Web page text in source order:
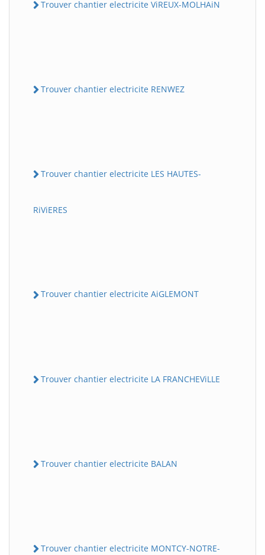
Trouver chantier electricite ViREUX-MOLHAiN
Trouver chantier electricite RENWEZ
Trouver chantier electricite LES HAUTES-
RiViERES
Trouver chantier electricite AiGLEMONT
Trouver chantier electricite LA FRANCHEViLLE
Trouver chantier electricite BALAN
Trouver chantier electricite MONTCY-NOTRE-